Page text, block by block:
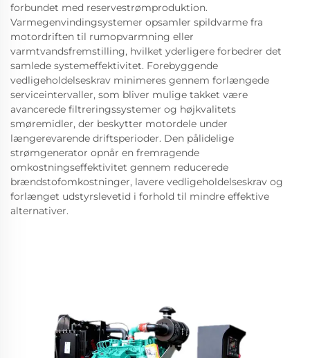
forbundet med reservestrømproduktion.
Varmegenvindingsystemer opsamler spildvarme fra
motordriften til rumopvarmning eller
varmtvandsfremstilling, hvilket yderligere forbedrer det
samlede systemeffektivitet. Forebyggende
vedligeholdelseskrav minimeres gennem forlængede
serviceintervaller, som bliver mulige takket være
avancerede filtreringssystemer og højkvalitets
smøremidler, der beskytter motordele under
længerevarende driftsperioder. Den pålidelige
strømgenerator opnår en fremragende
omkostningseffektivitet gennem reducerede
brændstofomkostninger, lavere vedligeholdelseskrav og
forlænget udstyrslevetid i forhold til mindre effektive
alternativer.